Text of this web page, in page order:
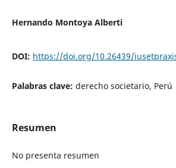
Hernando Montoya Alberti
DOI: https://doi.org/10.26439/
Palabras clave: derecho societario, Perú
Resumen
No presenta resumen